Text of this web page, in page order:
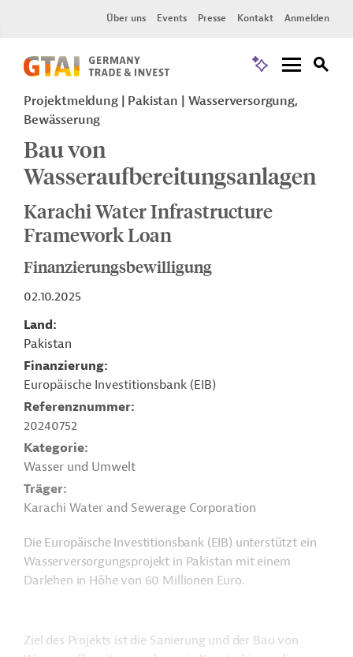
Über uns Events Presse Kontakt Anmelden
Projektmeldung Pakistan
Wasserversorgung,
Bewässerung
Bau von
Wasseraufbereitungsanlagen
Karachi Water Infrastructure
Framework Loan
Finanzierungsbewilligung
02.10.2025
Land
Pakistan
Finanzierung
Europäische Investitionsbank (EIB)
Referenznummer
20240752
Kategorie
Wasser und Umwelt
Träger
Karachi Water and Sewerage Corporation
Die Europäische Investitionsbank (EIB) unterstützt ein
Wasserversorgungsprojekt in Pakistan mit einem
Darlehen in Höhe von 60 Millionen Euro.
Ziel des Projekts ist die Sanierung und der Bau von